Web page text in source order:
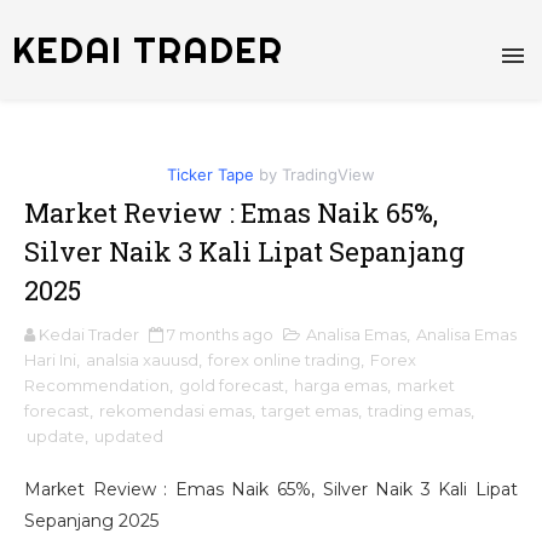
KEDAI TRADER
Ticker Tape by TradingView
Market Review : Emas Naik 65%,
Silver Naik 3 Kali Lipat Sepanjang
2025
Kedai Trader 7 months ago Analisa Emas Analisa Emas
Hari Ini
analsia xauusd forex online trading
Forex
Recommendation
gold forecast harga emas market
forecast
rekomendasi emas target emas trading emas
update
updated
Market Review : Emas Naik 65%, Silver Naik 3 Kali Lipat
Sepanjang 2025